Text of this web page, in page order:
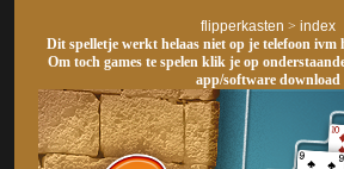
flipperkasten > index
Dit spelletje werkt helaas niet op je telefoon ivm
Om toch games te spelen klik je op
app/software download